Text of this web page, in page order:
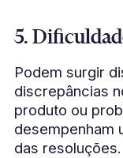
5.
Podem surgir
discrepâncias
produto ou
desempenham
das resoluções.